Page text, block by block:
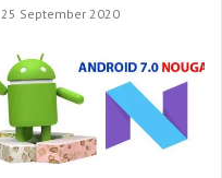
25 September 2020